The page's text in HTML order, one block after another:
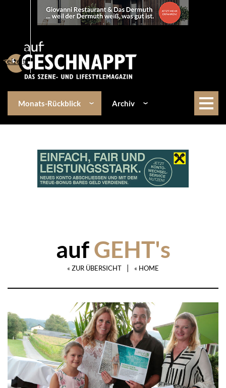
Lifestyle
Freizeit
Monats-Rückblick Archiv
aufGEHT's
« ZUR ÜBERSICHT | « HOME